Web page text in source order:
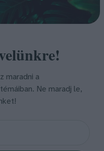
maradni a
Ne maradj le,